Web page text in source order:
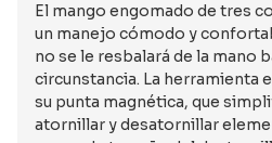
El mango engomado de tres
un manejo cómodo y
no se le resbalará de la mano
circunstancia. La herramienta
su punta magnética, que
atornillar y desatornillar